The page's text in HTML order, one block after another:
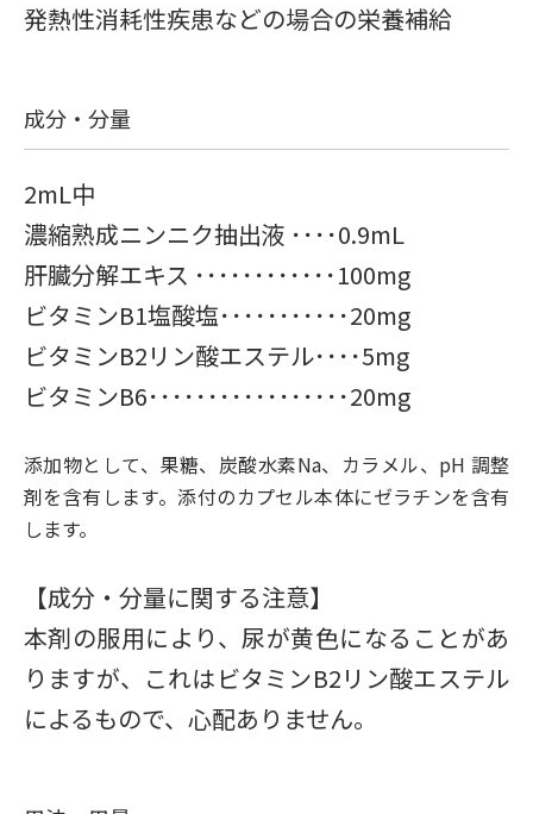
発熱性消耗性疾患などの場合の栄養補給
成分・分量
2mL中
濃縮熟成ニンニク抽出液 ････0.9mL
肝臓分解エキス ････････････100mg
ビタミンB1塩酸塩･･･････････20mg
ビタミンB2リン酸エステル････5mg
ビタミンB6･････････････････20mg
添加物として、果糖、炭酸水素Na、カラメル、pH 調整
剤を含有します。添付のカプセル本体にゼラチンを含有
します。
【成分・分量に関する注意】
本剤の服用により、尿が黄色になることがあ
りますが、これはビタミンB2リン酸エステル
によるもので、心配ありません。